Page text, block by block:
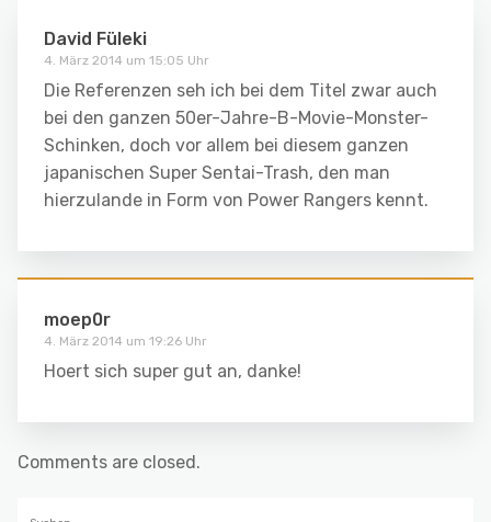
David Füleki
4. März 2014 um 15:05 Uhr
Die Referenzen seh ich bei dem Titel zwar auch
bei den ganzen 50er-Jahre-B-Movie-Monster-
Schinken, doch vor allem bei diesem ganzen
japanischen Super Sentai-Trash, den man
hierzulande in Form von Power Rangers kennt.
moep0r
4. März 2014 um 19:26 Uhr
Hoert sich super gut an, danke!
Comments are closed.